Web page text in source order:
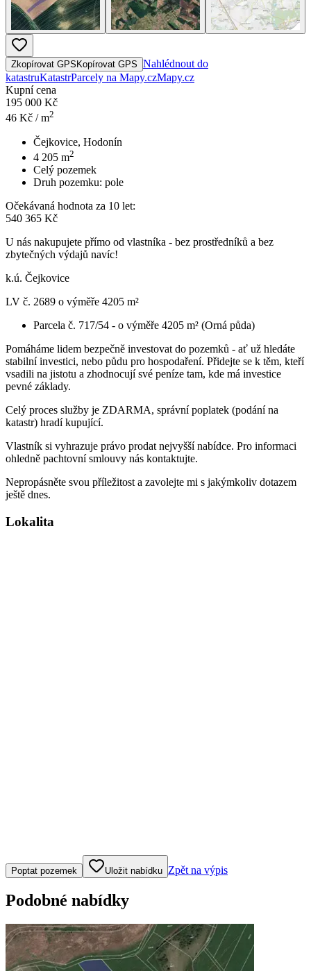
Zkopírovat GPS Kopírovat GPS Nahlédnout do
katastruKatastrParcely na Mapy.czMapy.cz
Kupní cena
195 000 Kč
46 Kč / m2
Čejkovice, Hodonín
4 205 m2
Celý pozemek
Druh pozemku: pole
Očekávaná hodnota za 10 let:
540 365 Kč
U nás nakupujete přímo od vlastníka - bez prostředníků a bez
zbytečných výdajů navíc!
k.ú. Čejkovice
LV č. 2689 o výměře 4205 m²
Parcela č. 717/54 - o výměře 4205 m² (Orná půda)
Pomáháme lidem bezpečně investovat do pozemků - ať už hledáte
stabilní investici, nebo půdu pro hospodaření. Přidejte se k těm, kteří
vsadili na jistotu a zhodnocují své peníze tam, kde má investice
pevné základy.
Celý proces služby je ZDARMA, správní poplatek (podání na
katastr) hradí kupující.
Vlastník si vyhrazuje právo prodat nejvyšší nabídce. Pro informaci
ohledně pachtovní smlouvy nás kontaktujte.
Nepropásněte svou příležitost a zavolejte mi s jakýmkoliv dotazem
ještě dnes.
Lokalita
Klepněte nebo klikněte pro ovládání mapy
Poptat pozemek Uložit nabídku Zpět na výpis
Podobné nabídky